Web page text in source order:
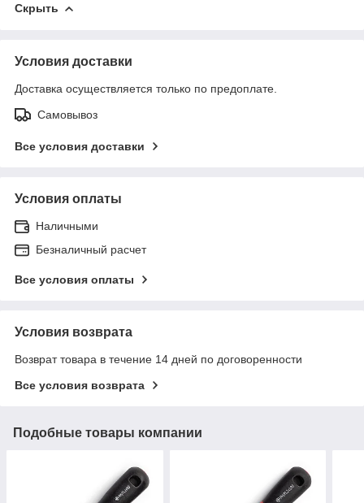
Скрыть
Условия доставки
Доставка осуществляется только по предоплате.
Самовывоз
Все условия доставки
Условия оплаты
Наличными
Безналичный расчет
Все условия оплаты
Условия возврата
Возврат товара в течение 14 дней по договоренности
Все условия возврата
Подобные товары компании